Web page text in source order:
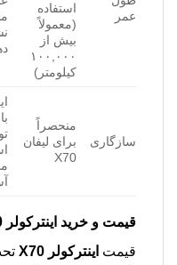
عمر
استفاده
(معمولاً
بیش از
۱۰۰,۰۰۰
کیلومتر)
سازگاری
منحصراً
برای لیفان
X70
قیمت و خرید اینترکولر X70
قیمت اینترکولر X70